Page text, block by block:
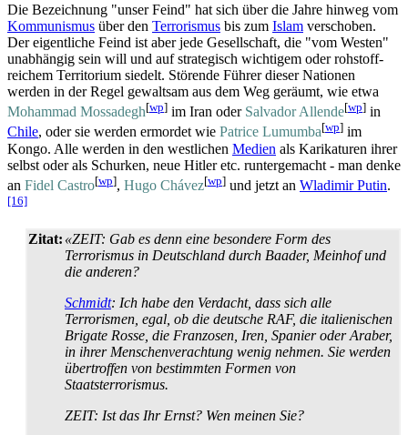
Die Bezeichnung "unser Feind" hat sich über die Jahre hinweg vom
Kommunismus über den Terrorismus bis zum Islam verschoben.
Der eigentliche Feind ist aber jede Gesellschaft, die "vom Westen"
unabhängig sein will und auf strategisch wichtigem oder rohstoff­
reichem Territorium siedelt. Störende Führer dieser Nationen
werden in der Regel gewaltsam aus dem Weg geräumt, wie etwa
Mohammad Mossadegh[wp] im Iran oder Salvador Allende[wp] in
Chile, oder sie werden ermordet wie Patrice Lumumba[wp] im
Kongo. Alle werden in den westlichen Medien als Karikaturen ihrer
selbst oder als Schurken, neue Hitler etc. runtergemacht - man denke
an Fidel Castro[wp], Hugo Chávez[wp] und jetzt an Wladimir Putin.
[16]
Zitat: «ZEIT: Gab es denn eine besondere Form des
Terrorismus in Deutschland durch Baader, Meinhof und
die anderen?
Schmidt: Ich habe den Verdacht, dass sich alle
Terrorismen, egal, ob die deutsche RAF, die italienischen
Brigate Rosse, die Franzosen, Iren, Spanier oder Araber,
in ihrer Menschen­verachtung wenig nehmen. Sie werden
übertroffen von bestimmten Formen von
Staatsterrorismus.
ZEIT: Ist das Ihr Ernst? Wen meinen Sie?